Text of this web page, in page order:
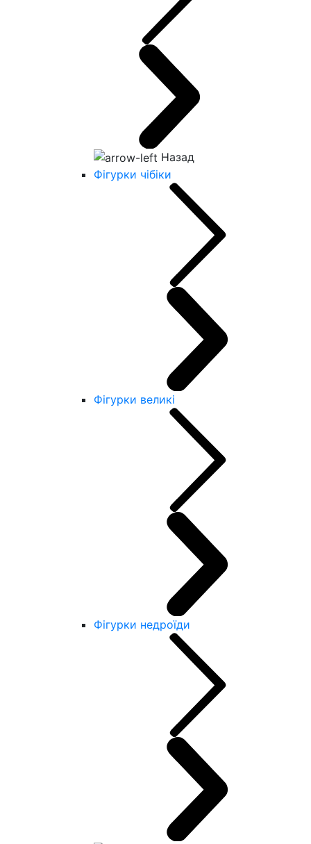
Назад
Фігурки чібіки
Фігурки великі
Фігурки недроїди